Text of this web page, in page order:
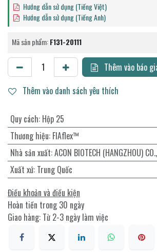
Hướng dẫn sử dụng (Tiếng Việt)
Hướng dẫn sử dụng (Tiếng Anh)
Mã sản phẩm:F131-20111
Thêm vào báo
Thêm vào danh sách yêu thích
Quy cách: Hộp 25
Thương hiệu: FIAflex™
Nhà sản xuất:ACON BIOTECH (HANGZHOU)
Xuất xứ: Trung Quốc
Điều khoản và điều kiện
Hoàn tiền trong 30 ngày
Giao hàng: Từ 2-3 ngày làm việc